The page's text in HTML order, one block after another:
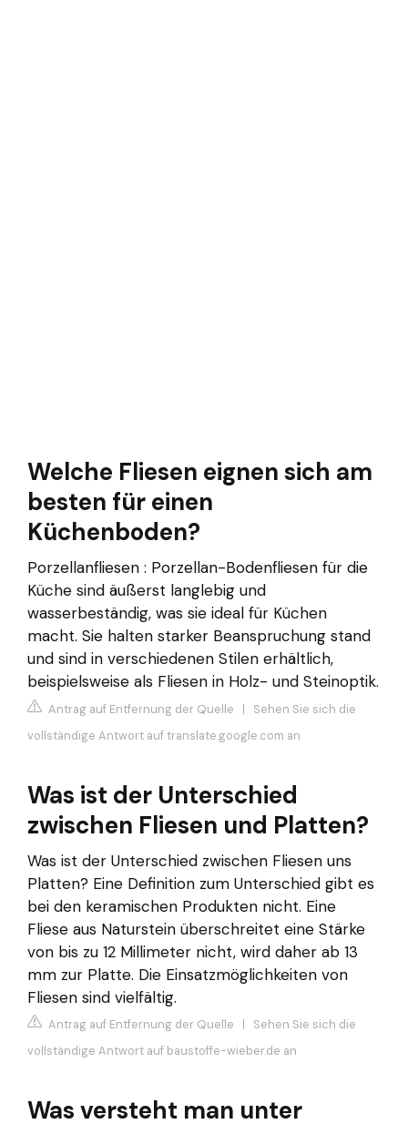
Welche Fliesen eignen sich am
besten für einen
Küchenboden?
Porzellanfliesen : Porzellan-Bodenfliesen für die
Küche sind äußerst langlebig und
wasserbeständig, was sie ideal für Küchen
macht. Sie halten starker Beanspruchung stand
und sind in verschiedenen Stilen erhältlich,
beispielsweise als Fliesen in Holz- und Steinoptik.
Antrag auf Entfernung der Quelle | Sehen Sie sich die
vollständige Antwort auf translate.google.com an
Was ist der Unterschied
zwischen Fliesen und Platten?
Was ist der Unterschied zwischen Fliesen uns
Platten? Eine Definition zum Unterschied gibt es
bei den keramischen Produkten nicht. Eine
Fliese aus Naturstein überschreitet eine Stärke
von bis zu 12 Millimeter nicht, wird daher ab 13
mm zur Platte. Die Einsatzmöglichkeiten von
Fliesen sind vielfältig.
Antrag auf Entfernung der Quelle | Sehen Sie sich die
vollständige Antwort auf baustoffe-wieber.de an
Was versteht man unter